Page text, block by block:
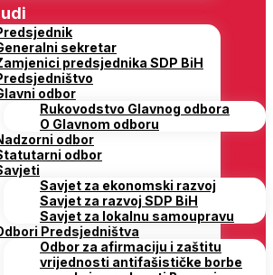
sekretar
predsjednika SDP BiH
odbor
Rukovodstvo Glavnog odbora
O Glavnom odboru
odbor
odbor
Savjet za ekonomski razvoj
Savjet za razvoj SDP BiH
Savjet za lokalnu samoupravu
Predsjedništva
Odbor za afirmaciju i zaštitu
vrijednosti antifašističke borbe